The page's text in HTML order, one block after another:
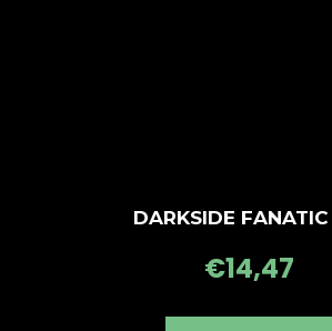
DARKSIDE
€14,47